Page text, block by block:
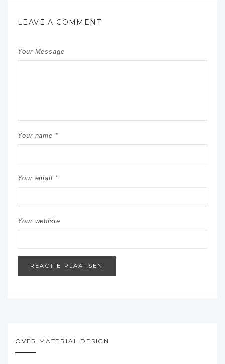
LEAVE A COMMENT
Your Message
Your name *
Your email *
Your webiste
OVER MATERIAL DESIGN